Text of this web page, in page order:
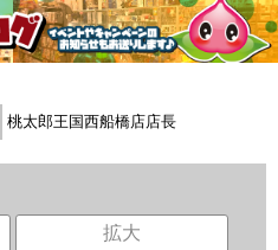
桃太郎王国西船橋店店長
拡大